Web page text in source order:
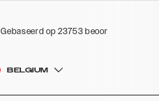
Gebaseerd op 23753 beoordelingen
BELGIUM